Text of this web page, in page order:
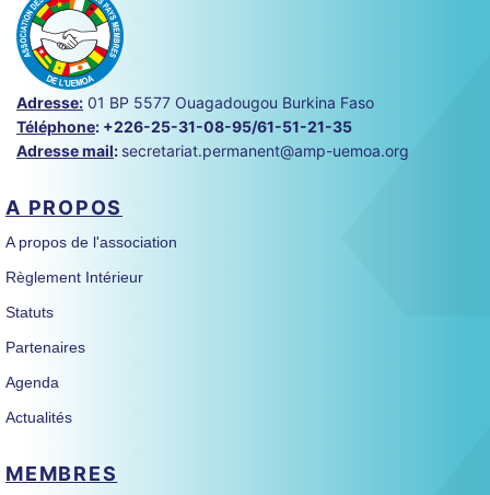
Adresse: 01 BP 5577 Ouagadougou Burkina Faso
Téléphone: +226-25-31-08-95/61-51-21-35
Adresse mail: secretariat.permanent@amp-uemoa.org
A PROPOS
A propos de l'association
Règlement Intérieur
Statuts
Partenaires
Agenda
Actualités
MEMBRES